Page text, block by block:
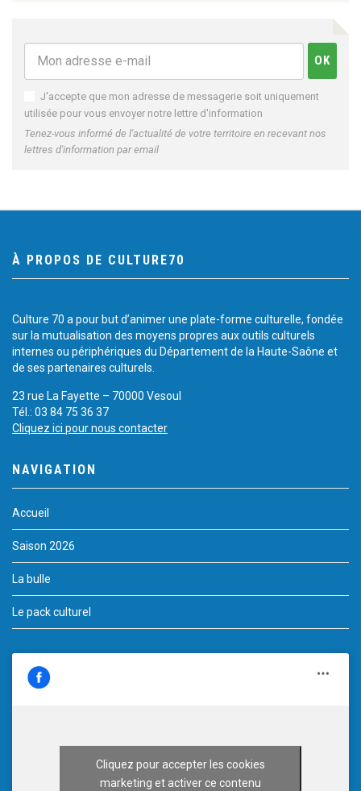
J'accepte que mon adresse de messagerie soit uniquement
utilisée pour vous envoyer notre lettre d'information
Tenez-vous informé de l'actualité de votre territoire en recevant nos
lettres d'information par email
À PROPOS DE CULTURE70
Culture 70 a pour but d’animer une plate-forme culturelle, fondée
sur la mutualisation des moyens propres aux outils culturels
internes ou périphériques du Département de la Haute-Saône et
de ses partenaires culturels.
23 rue La Fayette – 70000 Vesoul
Tél.: 03 84 75 36 37
Cliquez ici pour nous contacter
NAVIGATION
Accueil
Saison 2026
La bulle
Le pack culturel
Cliquez pour accepter les cookies
marketing et activer ce contenu